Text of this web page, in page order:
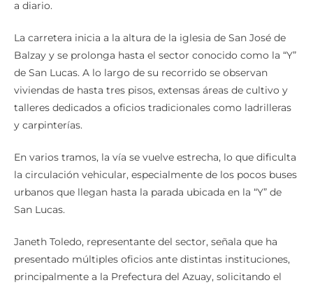
a diario.
La carretera inicia a la altura de la iglesia de San José de
Balzay y se prolonga hasta el sector conocido como la “Y”
de San Lucas. A lo largo de su recorrido se observan
viviendas de hasta tres pisos, extensas áreas de cultivo y
talleres dedicados a oficios tradicionales como ladrilleras
y carpinterías.
En varios tramos, la vía se vuelve estrecha, lo que dificulta
la circulación vehicular, especialmente de los pocos buses
urbanos que llegan hasta la parada ubicada en la “Y” de
San Lucas.
Janeth Toledo, representante del sector, señala que ha
presentado múltiples oficios ante distintas instituciones,
principalmente a la Prefectura del Azuay, solicitando el